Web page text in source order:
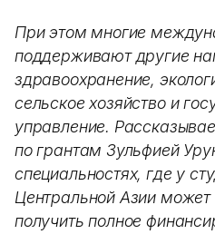
При этом многие
поддерживают другие
здравоохранение,
сельское хозяйство и
управление.
по грантам Зульфией
специальностях, где у
Центральной Азии
получить полное